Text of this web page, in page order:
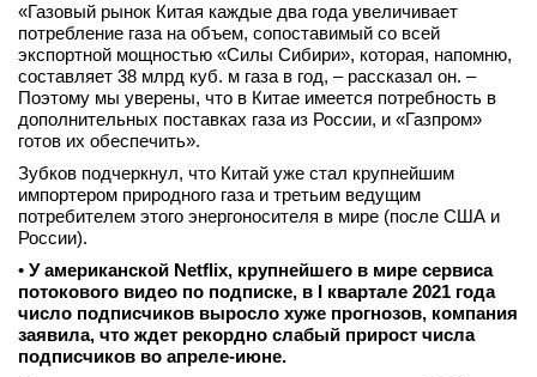
«Газовый рынок Китая каждые два года увеличивает
потребление газа на объем, сопоставимый со всей
экспортной мощностью «Силы Сибири», которая, напомню,
составляет 38 млрд куб. м газа в год, – рассказал он. –
Поэтому мы уверены, что в Китае имеется потребность в
дополнительных поставках газа из России, и «Газпром»
готов их обеспечить».
Зубков подчеркнул, что Китай уже стал крупнейшим
импортером природного газа и третьим ведущим
потребителем этого энергоносителя в мире (после США и
России).
• У американской Netflix, крупнейшего в мире сервиса
потокового видео по подписке, в I квартале 2021 года
число подписчиков выросло хуже прогнозов, компания
заявила, что ждет рекордно слабый прирост числа
подписчиков во апреле-июне.